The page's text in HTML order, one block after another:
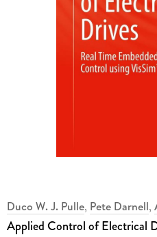
Duco W. J. Pulle, Pete Darnell,
Applied Control of Electrical